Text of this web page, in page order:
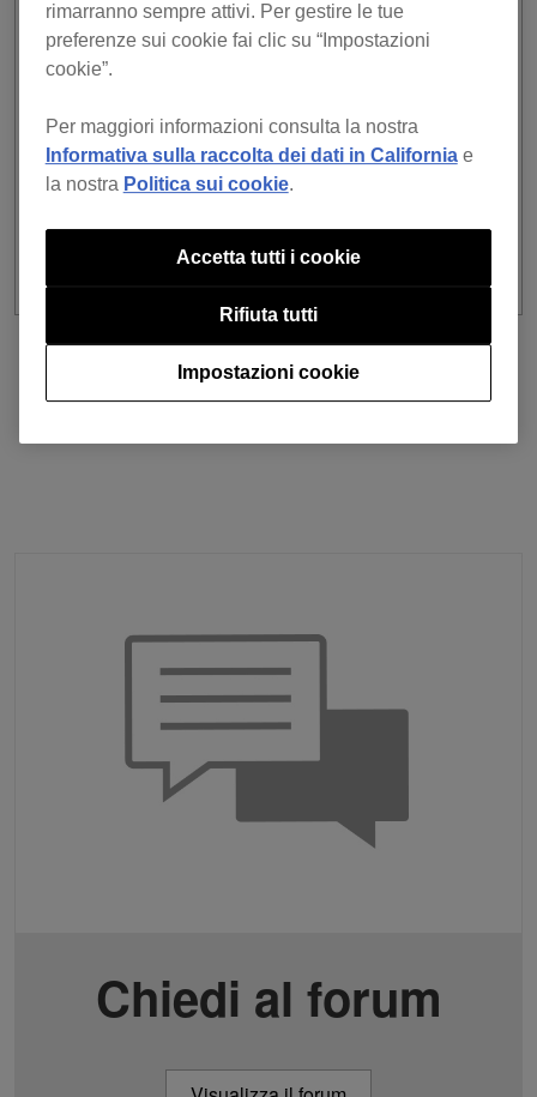
I brani nei sampler slot sono ora intercambiabili
mediante funzione di trascinamento.
Occasionalmente impossibile accedere a
Beatport/Beatsource.
Stabilità migliorata e riparati altri guasti minori.
precedente
Torna all'elenco
prossimo
Chiedi al forum
rimarranno sempre attivi. Per gestire le tue
preferenze sui cookie fai clic su “Impostazioni
cookie”.
Per maggiori informazioni consulta la nostra
Informativa sulla raccolta dei dati in Californiae
la nostra Politica sui cookie.
Impostazioni cookie
Rifiuta tutti
Accetta tutti i cookie